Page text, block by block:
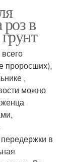
в
проросших),
,
можно
в